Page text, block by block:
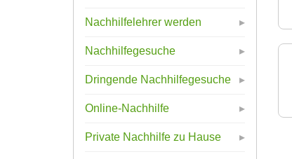
Nachhilfelehrer werden
Nachhilfegesuche
Dringende Nachhilfegesuche
Online-Nachhilfe
Private Nachhilfe zu Hause